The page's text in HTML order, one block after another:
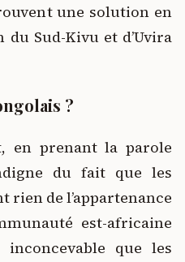
une solution en
Sud-Kivu et d’Uvira
?
en prenant la parole
du fait que les
rien de l’appartenance
est-africaine
inconcevable que les